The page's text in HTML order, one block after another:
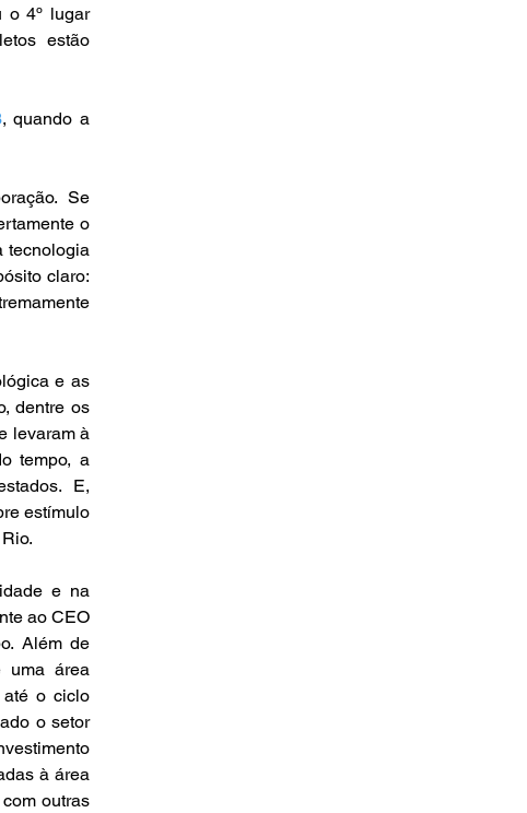
o 4º lugar
estão
, quando a
Se
o
tecnologia
claro:
e as
dentre os
levaram à
tempo, a
E,
estímulo
e na
ao CEO
Além de
uma área
até o ciclo
o setor
à área
outras